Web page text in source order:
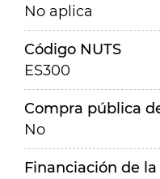
No aplica
Código NUTS
ES300
Compra pública
No
Financiación de